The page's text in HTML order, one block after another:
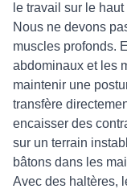
le travail sur le
Nous ne devons
muscles profonds.
abdominaux et les
maintenir une
transfère
encaisser des
sur un terrain
bâtons dans les
Avec des haltères,